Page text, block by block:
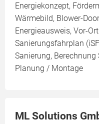
Energiekonzept,
Wärmebild, Blower-
Energieausweis, Vor-
Sanierungsfahrplan
Sanierung,
Planung / Montage
ML Solutions